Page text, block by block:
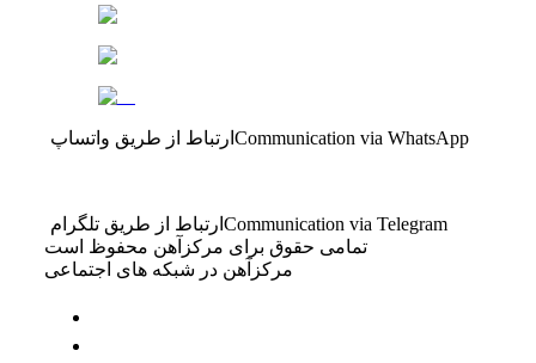
ارتباط از طریق واتساپ Communication via WhatsApp
ارتباط از طریق تلگرام Communication via Telegram
تمامی حقوق برای مرکزآهن محفوظ است
مرکزآهن در شبکه های اجتماعی